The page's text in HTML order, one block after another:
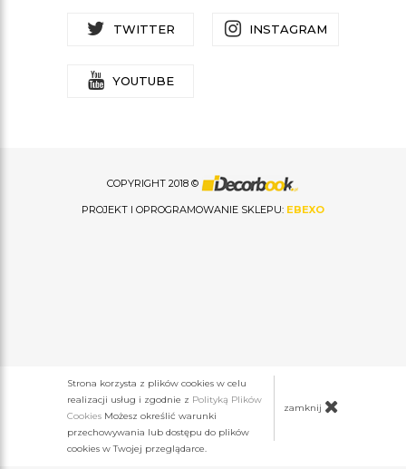
TWITTER INSTAGRAM
YOUTUBE
COPYRIGHT 2018 ©
PROJEKT I OPROGRAMOWANIE SKLEPU: EBEXO
Strona korzysta z plików cookies w celu
realizacji usług i zgodnie z Polityką Plików
Cookies Możesz określić warunki
przechowywania lub dostępu do plików
cookies w Twojej przeglądarce.
zamknij